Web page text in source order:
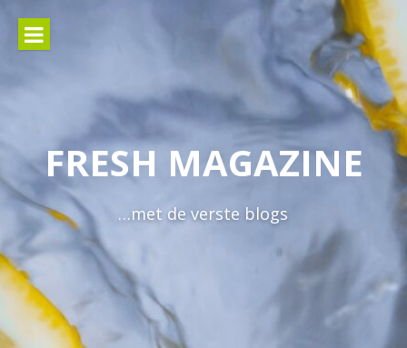
inhoud
FRESH MAGAZINE
…met de verste blogs